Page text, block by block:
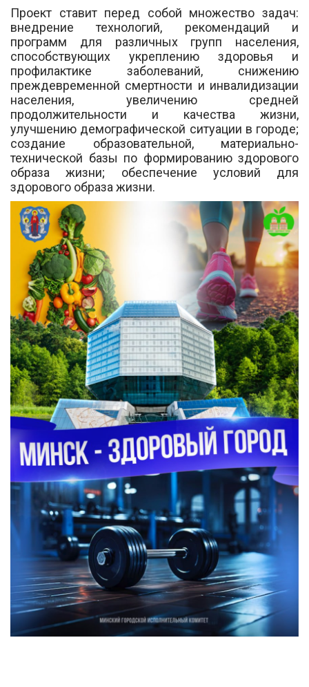
Проект ставит перед собой множество задач:
внедрение технологий, рекомендаций и
программ для различных групп населения,
способствующих укреплению здоровья и
профилактике заболеваний, снижению
преждевременной смертности и инвалидизации
населения, увеличению средней
продолжительности и качества жизни,
улучшению демографической ситуации в городе;
создание образовательной, материально-
технической базы по формированию здорового
образа жизни; обеспечение условий для
здорового образа жизни.